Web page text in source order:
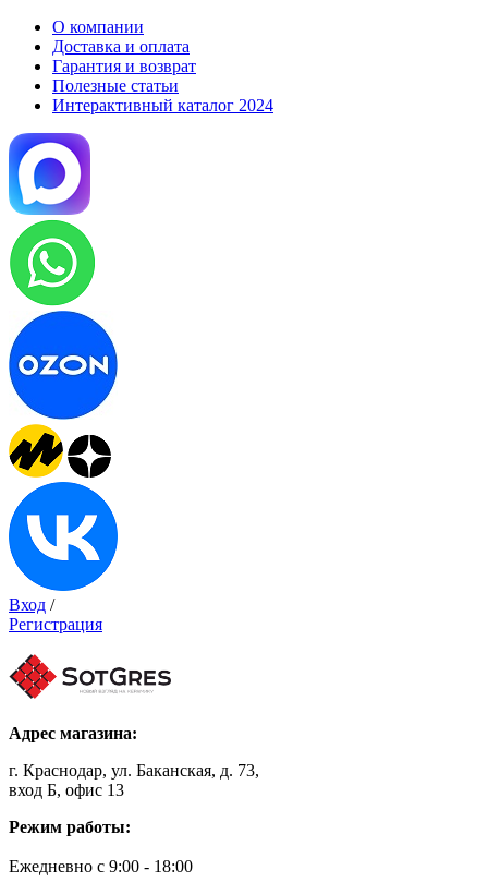
О компании
Доставка и оплата
Гарантия и возврат
Полезные статьи
Интерактивный каталог 2024
Вход /
Регистрация
Адрес магазина:
г. Краснодар, ул. Баканская, д. 73,
вход Б, офис 13
Режим работы:
Ежедневно с 9:00 - 18:00